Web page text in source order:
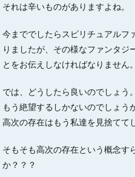
それは辛いものがありますよね。
今まででしたらスピリチュアルフ
りましたが、その様なファンタジ
とをお伝えしなければなりません。
では、どうしたら良いのでしょう。
もう絶望するしかないのでしょう
高次の存在はもう私達を見捨てて
そもそも高次の存在という概念す
か？？？